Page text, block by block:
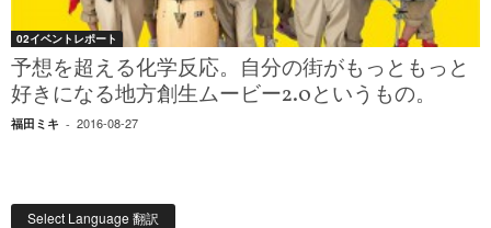
02イベントレポート
予想を超える化学反応。自分の街がもっともっと
好きになる地方創生ムービー2.0というもの。
福田ミキ - 2016-08-27
Select Language 翻訳